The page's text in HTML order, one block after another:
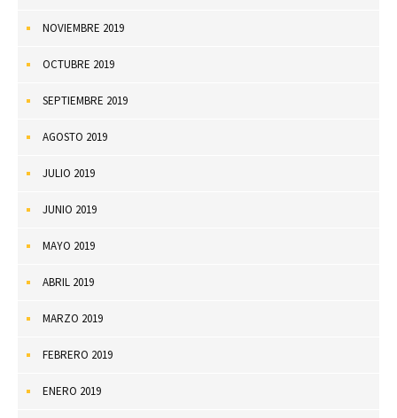
NOVIEMBRE 2019
OCTUBRE 2019
SEPTIEMBRE 2019
AGOSTO 2019
JULIO 2019
JUNIO 2019
MAYO 2019
ABRIL 2019
MARZO 2019
FEBRERO 2019
ENERO 2019